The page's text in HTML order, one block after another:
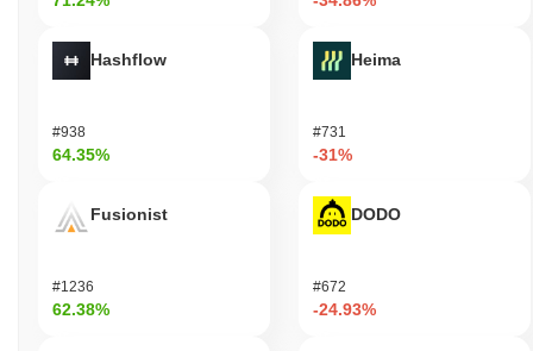
Hashflow
#938
64.35%
Fusionist
#1236
62.38%
Heima
#731
-31%
DODO
#672
-24.93%